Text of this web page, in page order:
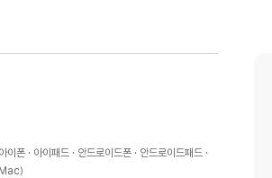
아이폰 아이패드 안드로이드폰
안드로이드패드